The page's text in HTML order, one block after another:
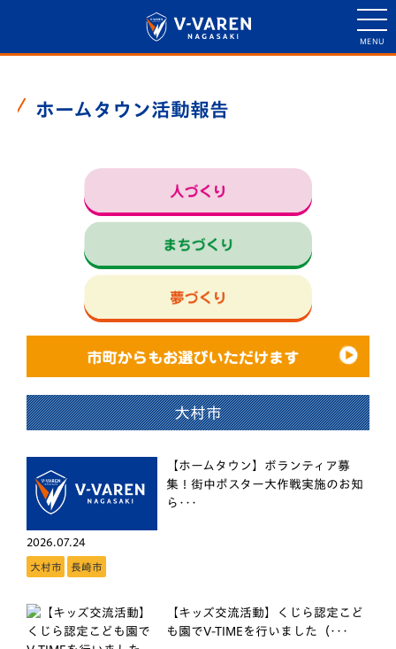
ホームタウン活動報告
大村市
2026.07.24
【ホームタウン】ボランティア募
集！街中ポスター大作戦実施のお知
ら･･･
大村市 長崎市
【キッズ交流活動】くじら認定こど
も園でV-TIMEを行いました（･･･